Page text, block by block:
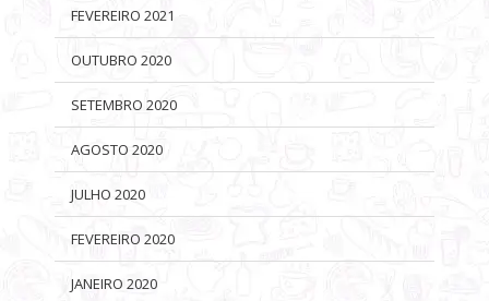
FEVEREIRO 2021
OUTUBRO 2020
SETEMBRO 2020
AGOSTO 2020
JULHO 2020
FEVEREIRO 2020
JANEIRO 2020